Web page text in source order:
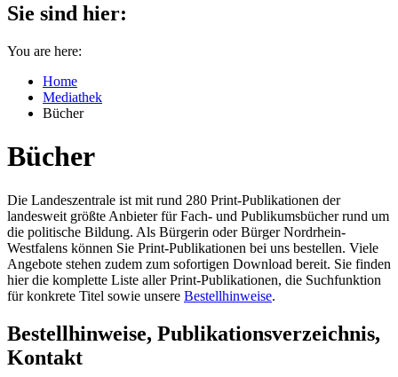
Sie sind hier:
You are here:
Home
Mediathek
Bücher
Bücher
Die Landeszentrale ist mit rund 280 Print-Publikationen der
landesweit größte Anbieter für Fach- und Publikumsbücher rund um
die politische Bildung. Als Bürgerin oder Bürger Nordrhein-
Westfalens können Sie Print-Publikationen bei uns bestellen. Viele
Angebote stehen zudem zum sofortigen Download bereit. Sie finden
hier die komplette Liste aller Print-Publikationen, die Suchfunktion
für konkrete Titel sowie unsere Bestellhinweise.
Bestellhinweise, Publikationsverzeichnis,
Kontakt